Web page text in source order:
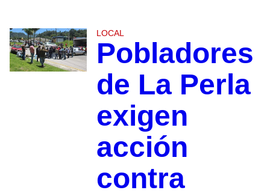
LOCAL
Pobladores
de La Perla
exigen
acción
contra